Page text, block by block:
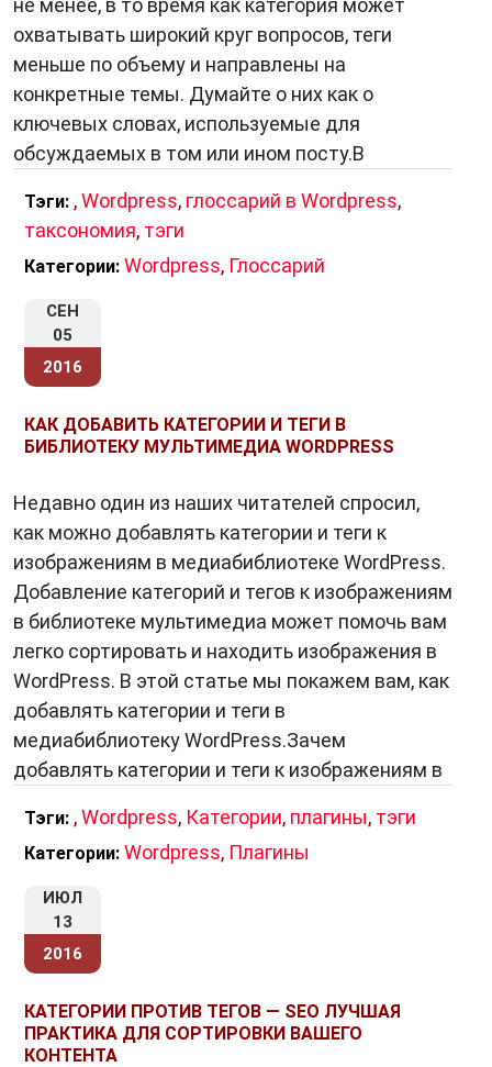
не менее, в то время как категория может
охватывать широкий круг вопросов, теги
меньше по объему и направлены на
конкретные темы. Думайте о них как о
ключевых словах, используемые для
обсуждаемых в том или ином посту.В
Тэги: ,Wordpress, глоссарий в Wordpress,
таксономия, тэги
Категории: Wordpress, Глоссарий
СЕН
05
2016
КАК ДОБАВИТЬ КАТЕГОРИИ И ТЕГИ В
БИБЛИОТЕКУ МУЛЬТИМЕДИА WORDPRESS
Недавно один из наших читателей спросил,
как можно добавлять категории и теги к
изображениям в медиабиблиотеке WordPress.
Добавление категорий и тегов к изображениям
в библиотеке мультимедиа может помочь вам
легко сортировать и находить изображения в
WordPress. В этой статье мы покажем вам, как
добавлять категории и теги в
медиабиблиотеку WordPress.Зачем
добавлять категории и теги к изображениям в
Тэги: ,Wordpress, Категории, плагины, тэги
Категории: Wordpress, Плагины
ИЮЛ
13
2016
КАТЕГОРИИ ПРОТИВ ТЕГОВ — SEO ЛУЧШАЯ
ПРАКТИКА ДЛЯ СОРТИРОВКИ ВАШЕГО
КОНТЕНТА